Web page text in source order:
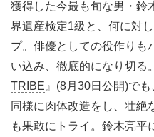
獲得した今最も旬な男・鈴
界遺産検定1級と、何に対
プ。俳優としての役作りも
い込み、徹底的になり切る
TRIBE 』(8月30日公開)で
同様に肉体改造をし、壮絶
も果敢にトライ。鈴木亮平